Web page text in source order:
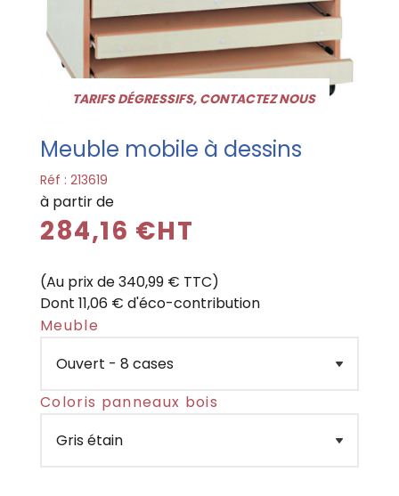
TARIFS DÉGRESSIFS, CONTACTEZ NOUS
Meuble mobile à dessins
Réf : 213619
à partir de
284,16 €HT
(Au prix de 340,99 € TTC)
Dont 11,06 € d'éco-contribution
Meuble
Coloris panneaux bois